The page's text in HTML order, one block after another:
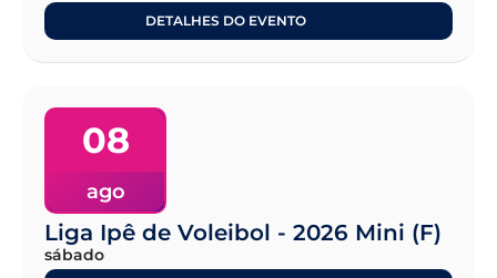
DETALHES DO EVENTO
08
ago
Liga Ipê de Voleibol - 2026 Mini (F)
sábado